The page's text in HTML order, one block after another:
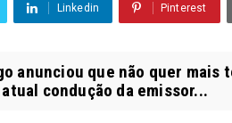
Linkedin Pinterest
anunciou que não quer
condução da emissor...